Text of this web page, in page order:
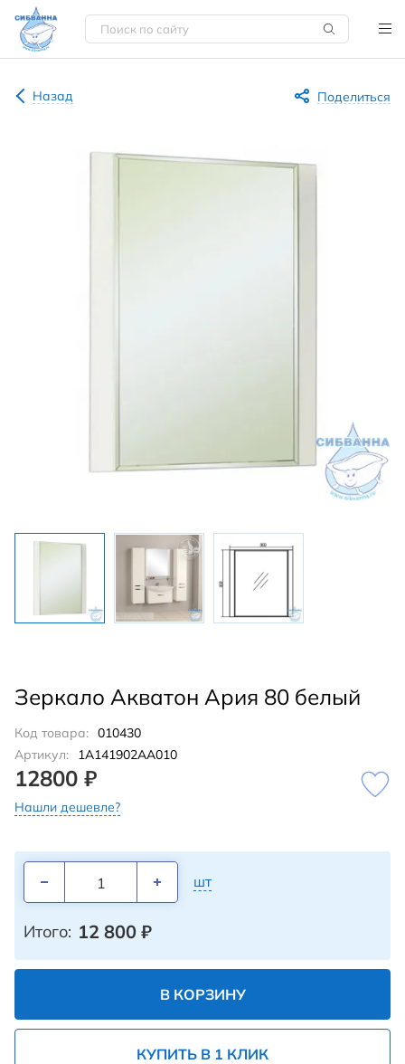
Назад Поделиться
Зеркало Акватон Ария 80 белый
Код товара: 010430
Артикул:
1A141902AA010
12800 ₽
Нашли дешевле?
шт
Итого: 12 800 ₽
В КОРЗИНУ
КУПИТЬ В 1 КЛИК